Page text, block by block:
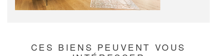
CES BIENS PEUVENT VOUS